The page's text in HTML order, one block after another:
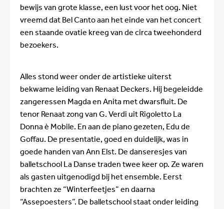
bewijs van grote klasse, een lust voor het oog. Niet
vreemd dat Bel Canto aan het einde van het concert
een staande ovatie kreeg van de circa tweehonderd
bezoekers.
Alles stond weer onder de artistieke uiterst
bekwame leiding van Renaat Deckers. Hij begeleidde
zangeressen Magda en Anita met dwarsfluit. De
tenor Renaat zong van G. Verdi uit Rigoletto La
Donna è Mobile. En aan de piano gezeten, Edu de
Goffau. De presentatie, goed en duidelijk, was in
goede handen van Ann Elst. De danseresjes van
balletschool La Danse traden twee keer op. Ze waren
als gasten uitgenodigd bij het ensemble. Eerst
brachten ze “Winterfeetjes” en daarna
“Assepoesters”. De balletschool staat onder leiding